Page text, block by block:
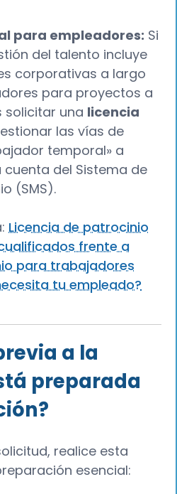
para empleadores: Si
del talento incluye
corporativas a largo
para proyectos a
solicitar una licencia
las vías de
temporal» a
del Sistema de
(SMS).
Licencia de patrocinio
frente a
para trabajadores
tu empleado?
a la
preparada
realice esta
esencial: